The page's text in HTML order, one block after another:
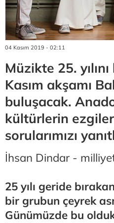
04 Kasım 2019 - 02:11
Müzikte 25.
Kasım akşamı
buluşacak.
kültürlerin
sorularımızı
İhsan Dindar -
25 yılı geride
bir grubun çeyrek
Günümüzde bu